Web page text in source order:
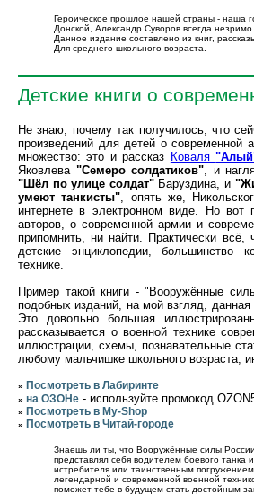
Героическое прошлое нашей страны - наша
Донской, Александр Суворов всегда незримо
Данное издание составлено из книг,
Для среднего школьного возраста.
Детские книги о
Не знаю, почему так получилось, что
произведений для детей о современной
множество: это и рассказ Коваля
Яковлева "Семеро солдатиков" , и
"Шёл по улице солдат"Баруздина, и
умеют танкисты" , опять же,
интернете в электронном виде. Но вот
авторов, о современной армии и
припомнить, ни найти. Практически
детские энциклопедии, большинство
технике.
Пример такой книги - "Вооружённые
подобных изданий, на мой взгляд,
Это довольно большая
рассказывается о военной технике
иллюстрации, схемы, познавательные
любому мальчишке школьного возраста,
» Посмотреть в Лабиринте
» на ОЗОНе - используйте промокод
» Посмотреть в My-Shop
» Посмотреть в Читай-городе
Знаешь ли ты, что Вооружённые силы
представлял себя водителем боевого
истребителя или таинственным
легендарной и современной военной
поможет тебе в будущем стать достойным